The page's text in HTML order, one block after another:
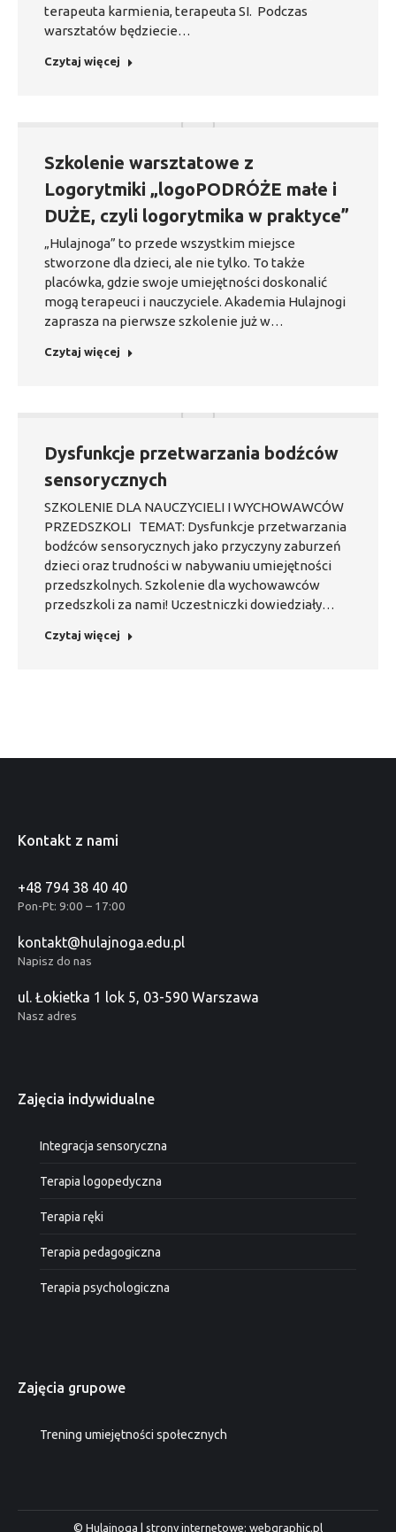
terapeuta karmienia, terapeuta SI. Podczas
warsztatów będziecie…
Czytaj więcej
Szkolenie warsztatowe z
Logorytmiki „logoPODRÓŻE małe i
DUŻE, czyli logorytmika w praktyce”
„Hulajnoga” to przede wszystkim miejsce
stworzone dla dzieci, ale nie tylko. To także
placówka, gdzie swoje umiejętności doskonalić
mogą terapeuci i nauczyciele. Akademia Hulajnogi
zaprasza na pierwsze szkolenie już w…
Czytaj więcej
Dysfunkcje przetwarzania bodźców
sensorycznych
SZKOLENIE DLA NAUCZYCIELI I WYCHOWAWCÓW
PRZEDSZKOLI TEMAT: Dysfunkcje przetwarzania
bodźców sensorycznych jako przyczyny zaburzeń
dzieci oraz trudności w nabywaniu umiejętności
przedszkolnych. Szkolenie dla wychowawców
przedszkoli za nami! Uczestniczki dowiedziały…
Czytaj więcej
Kontakt z nami
+48 794 38 40 40
Pon-Pt: 9:00 – 17:00
kontakt@hulajnoga.edu.pl
Napisz do nas
ul. Łokietka 1 lok 5, 03-590 Warszawa
Nasz adres
Zajęcia indywidualne
Integracja sensoryczna
Terapia logopedyczna
Terapia ręki
Terapia pedagogiczna
Terapia psychologiczna
Zajęcia grupowe
Trening umiejętności społecznych
© Hulajnoga | strony internetowe: webgraphic.pl